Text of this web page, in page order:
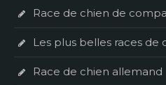
Race de chien de
Les plus belles races de
Race de chien allemand